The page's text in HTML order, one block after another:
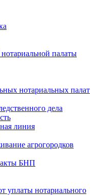
палаты
нотариальных палат
дела
линия
агрогородков
акты БНП
уплаты нотариального